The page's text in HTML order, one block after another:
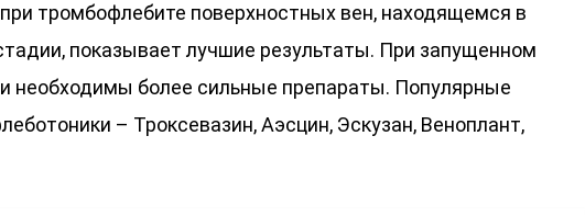
тромбофлебите поверхностных вен, находящемся в
показывает лучшие результаты. При запущенном
необходимы более сильные препараты. Популярные
– Троксевазин, Аэсцин, Эскузан, Веноплант,